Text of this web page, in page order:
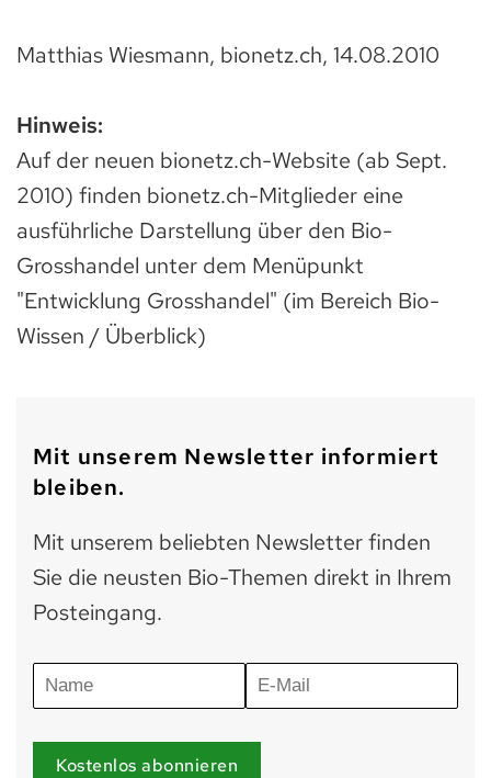
Matthias Wiesmann, bionetz.ch, 14.08.2010
Hinweis:
Auf der neuen bionetz.ch-Website (ab Sept.
2010) finden bionetz.ch-Mitglieder eine
ausführliche Darstellung über den Bio-
Grosshandel unter dem Menüpunkt
"Entwicklung Grosshandel" (im Bereich Bio-
Wissen / Überblick)
Mit unserem Newsletter informiert
bleiben.
Mit unserem beliebten Newsletter finden
Sie die neusten Bio-Themen direkt in Ihrem
Posteingang.
Kostenlos abonnieren